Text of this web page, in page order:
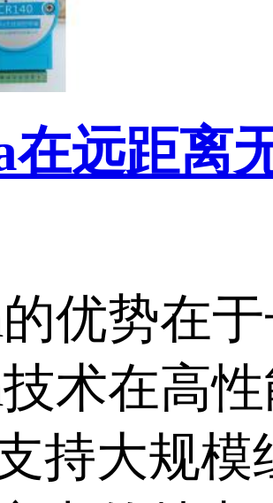
是华启智能工
无线测控模块
路电压或电流信
4路开关量信号
标准协议，可
，470 MHz。
终端 数据采集 远程监测